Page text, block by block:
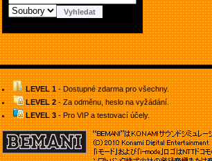
LEVEL 1- Dostupné zdarma pro všechny.
LEVEL 2- Za odměnu, heslo na vyžádání.
LEVEL 3- Pro VIP a testovací účely.